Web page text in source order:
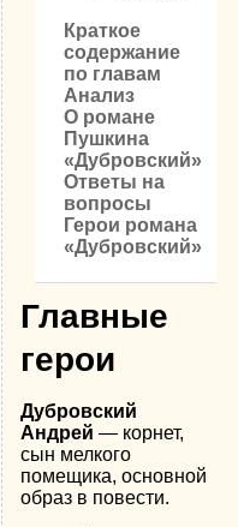
Краткое
содержание
по главам
Анализ
О романе
Пушкина
«Дубровский»
Ответы на
вопросы
Герои романа
«Дубровский»
Главные
герои
Дубровский
Андрей — корнет,
сын мелкого
помещика, основной
образ в повести.